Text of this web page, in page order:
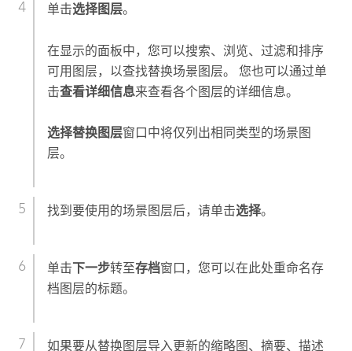
单击选择图层。
在显示的面板中，您可以搜索、浏览、过滤和排序
可用图层，以查找替换场景图层。 您也可以通过单
击查看详细信息来查看各个图层的详细信息。
选择替换图层窗口中将仅列出相同类型的场景图
层。
找到要使用的场景图层后，请单击选择。
单击下一步转至存档窗口，您可以在此处重命名存
档图层的标题。
如果要从替换图层导入更新的缩略图、摘要、描述